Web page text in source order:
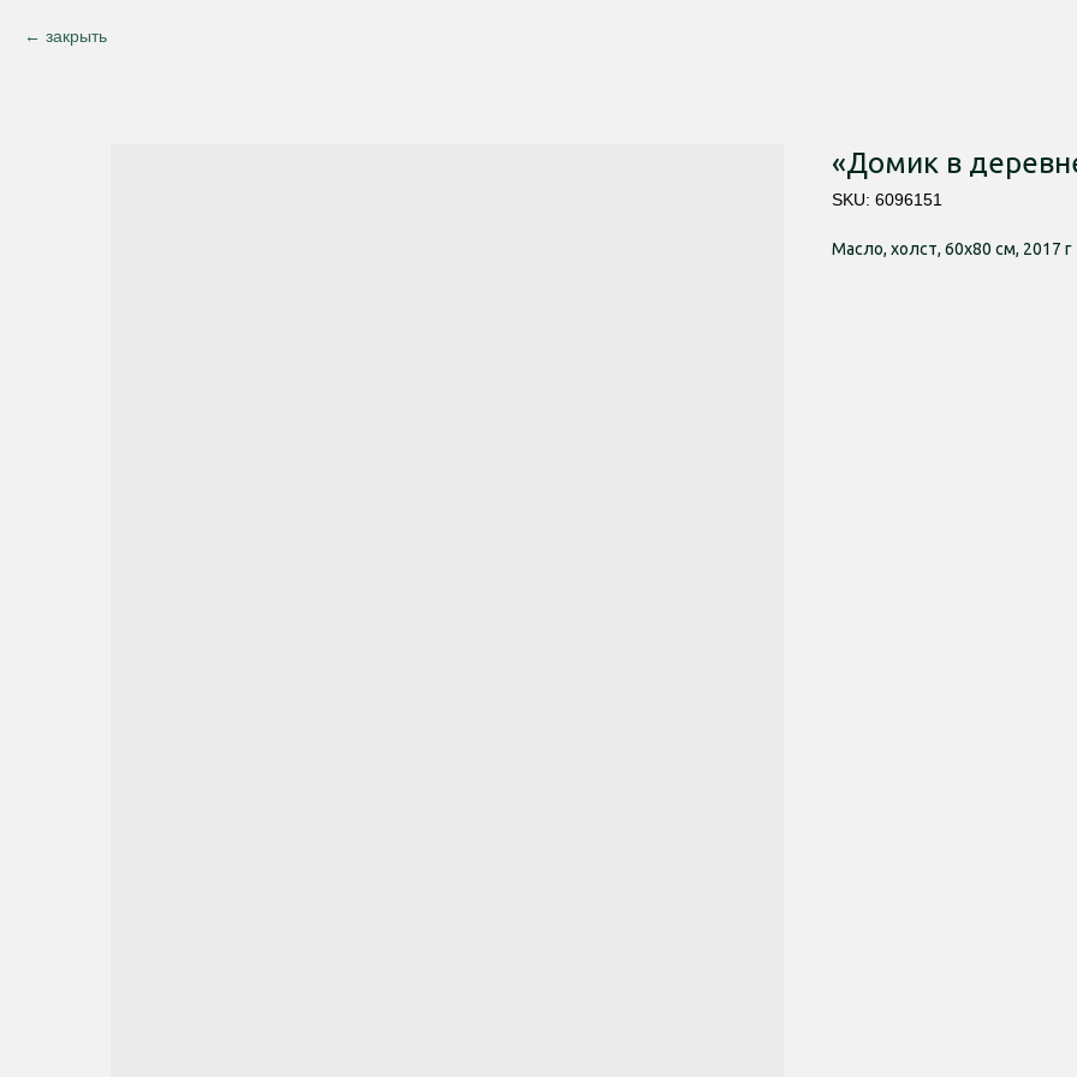
закрыть
«Домик в
SKU: 6096151
Масло, холст, 60х80 см, 2017 г